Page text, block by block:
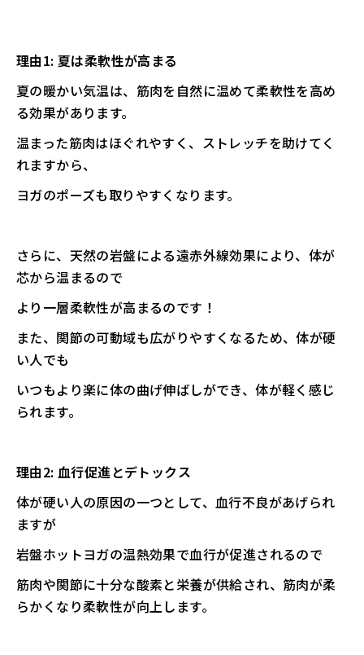
理由1: 夏は柔軟性が高まる
夏の暖かい気温は、筋肉を自然に温めて柔軟性を高め
る効果があります。
温まった筋肉はほぐれやすく、ストレッチを助けてく
れますから、
ヨガのポーズも取りやすくなります。
さらに、天然の岩盤による遠赤外線効果により、体が
芯から温まるので
より一層柔軟性が高まるのです！
また、関節の可動域も広がりやすくなるため、体が硬
い人でも
いつもより楽に体の曲げ伸ばしができ、体が軽く感じ
られます。
理由2: 血行促進とデトックス
体が硬い人の原因の一つとして、血行不良があげられ
ますが
岩盤ホットヨガの温熱効果で血行が促進されるので
筋肉や関節に十分な酸素と栄養が供給され、筋肉が柔
らかくなり柔軟性が向上します。